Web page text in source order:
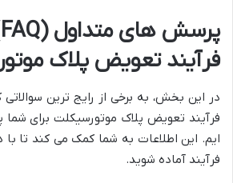
فرآیند تعویض پلاک
در این بخش، به برخی از رایج ترین
فرآیند تعویض پلاک موتورسیکلت برای
ایم. این اطلاعات به شما کمک می کند تا با
فرآیند آماده شوید.